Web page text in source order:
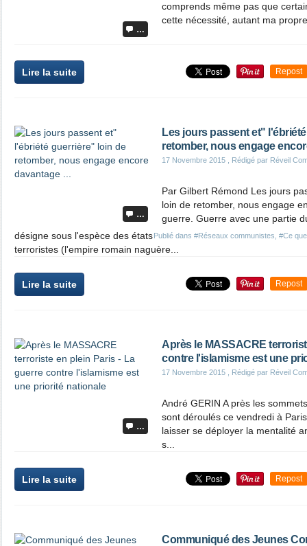
…
comprends même pas que
cette nécessité, autant ma
Lire la suite Repost
…
Les jours passent et"
retomber, nous engage
17 Novembre 2015 , Rédigé par Réveil
Publié dans #Réseaux communistes #Ce
Par Gilbert Rémond Les jours
loin de retomber, nous engage
guerre. Guerre avec une partie
désigne sous l'espèce des états
terroristes (l'empire romain naguère...
Lire la suite Repost
…
Après le MASSACRE
contre l'islamisme est une
17 Novembre 2015 , Rédigé par Réveil
André GERIN A près les
sont déroulés ce vendredi à
laisser se déployer la mentalité
s...
Lire la suite Repost
Communiqué des Jeunes